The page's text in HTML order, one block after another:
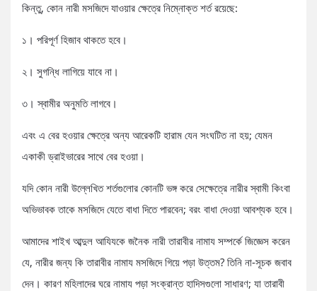
কিন্তু, কোন নারী মসজিদে যাওয়ার ক্ষেত্রে নিম্নোক্ত শর্ত রয়েছে:
১। পরিপূর্ণ হিজাব থাকতে হবে।
২। সুগন্ধি লাগিয়ে যাবে না।
৩। স্বামীর অনুমতি লাগবে।
এবং এ বের হওয়ার ক্ষেত্রে অন্য আরেকটি হারাম যেন সংঘটিত না হয়; যেমন
একাকী ড্রাইভারের সাথে বের হওয়া।
যদি কোন নারী উল্লেখিত শর্তগুলোর কোনটি ভঙ্গ করে সেক্ষেত্রে নারীর স্বামী কিংবা
অভিভাবক তাকে মসজিদে যেতে বাধা দিতে পারবেন; বরং বাধা দেওয়া আবশ্যক হবে।
আমাদের শাইখ আব্দুল আযিযকে জনৈক নারী তারাবীর নামায সম্পর্কে জিজ্ঞেস করেন
যে, নারীর জন্য কি তারাবীর নামায মসজিদে গিয়ে পড়া উত্তম? তিনি না-সূচক জবাব
দেন। কারণ মহিলাদের ঘরে নামায পড়া সংক্রান্ত হাদিসগুলো সাধারণ; যা তারাবী